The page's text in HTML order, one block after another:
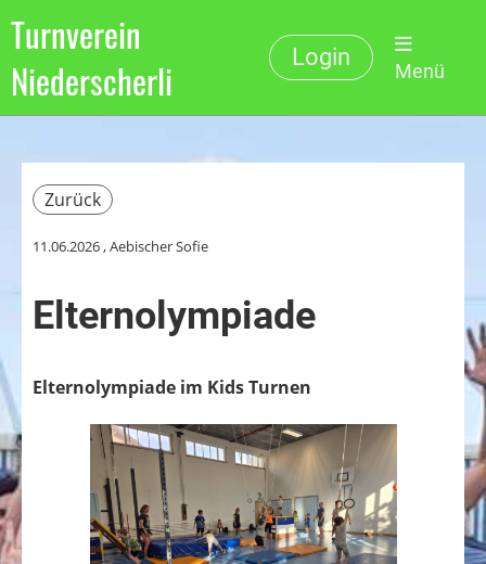
Turnverein
Niederscherli
Login
Menü
Zurück
11.06.2026, Aebischer Sofie
Elternolympiade
Elternolympiade im Kids Turnen